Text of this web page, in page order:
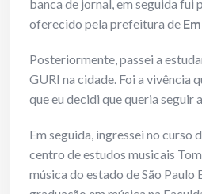
banca de jornal, em seguida fui
oferecido pela prefeitura de
Posteriormente, passei a
GURI na cidade. Foi a vivência
que eu decidi que queria seguir
Em seguida, ingressei no curso
centro de estudos musicais
música do estado de São Paulo